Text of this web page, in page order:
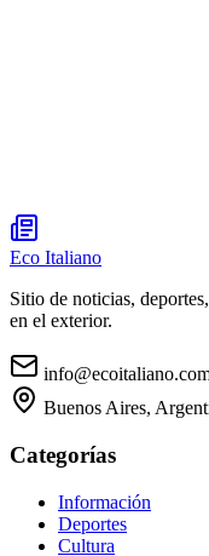
Eco Italiano
Sitio de noticias,
en el exterior.
Buenos Aires,
Categorías
Información
Deportes
Cultura